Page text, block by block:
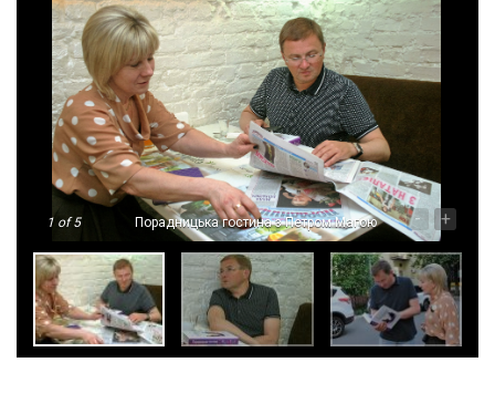
1 of 5 Порадницька гостина з Петром Магою - +